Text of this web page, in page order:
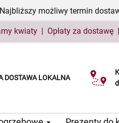
możliwy termin
kwiaty | Opłaty za dostawę |
DOSTAWA LOKALNA
dostawy